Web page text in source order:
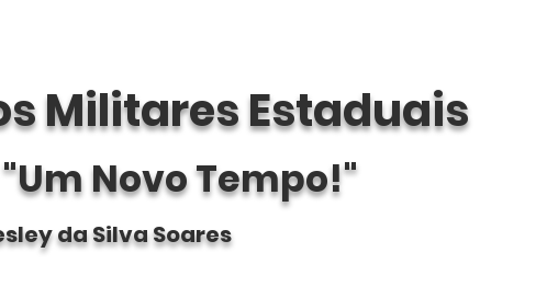
Militares Estaduais
Novo Tempo!"
da Silva Soares